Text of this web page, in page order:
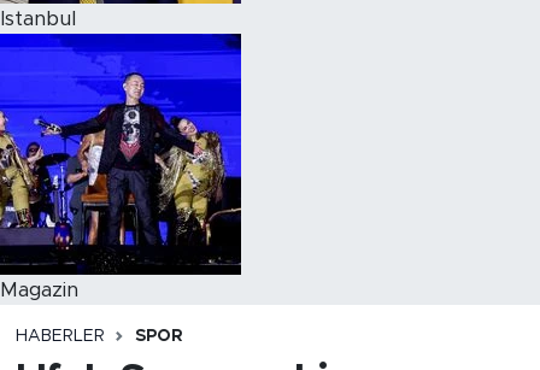
Istanbul
Magazin
HABERLER SPOR